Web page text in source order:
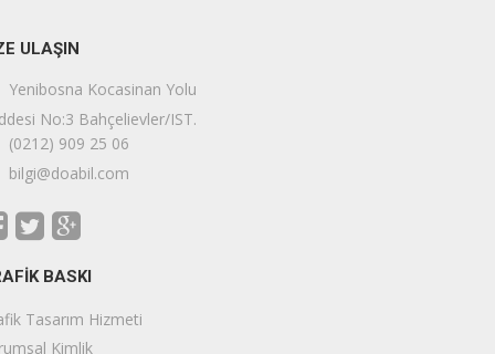
ULAŞIN
Yenibosna Kocasinan Yolu
No:3 Bahçelievler/IST.
(0212) 909 25 06
bilgi@doabil.com
BASKI
Tasarım Hizmeti
Kimlik